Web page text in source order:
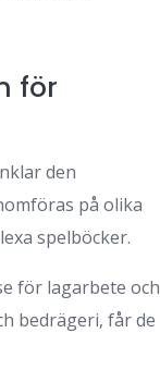
för
den
på olika
spelböcker.
för lagarbete och
bedrägeri, får de